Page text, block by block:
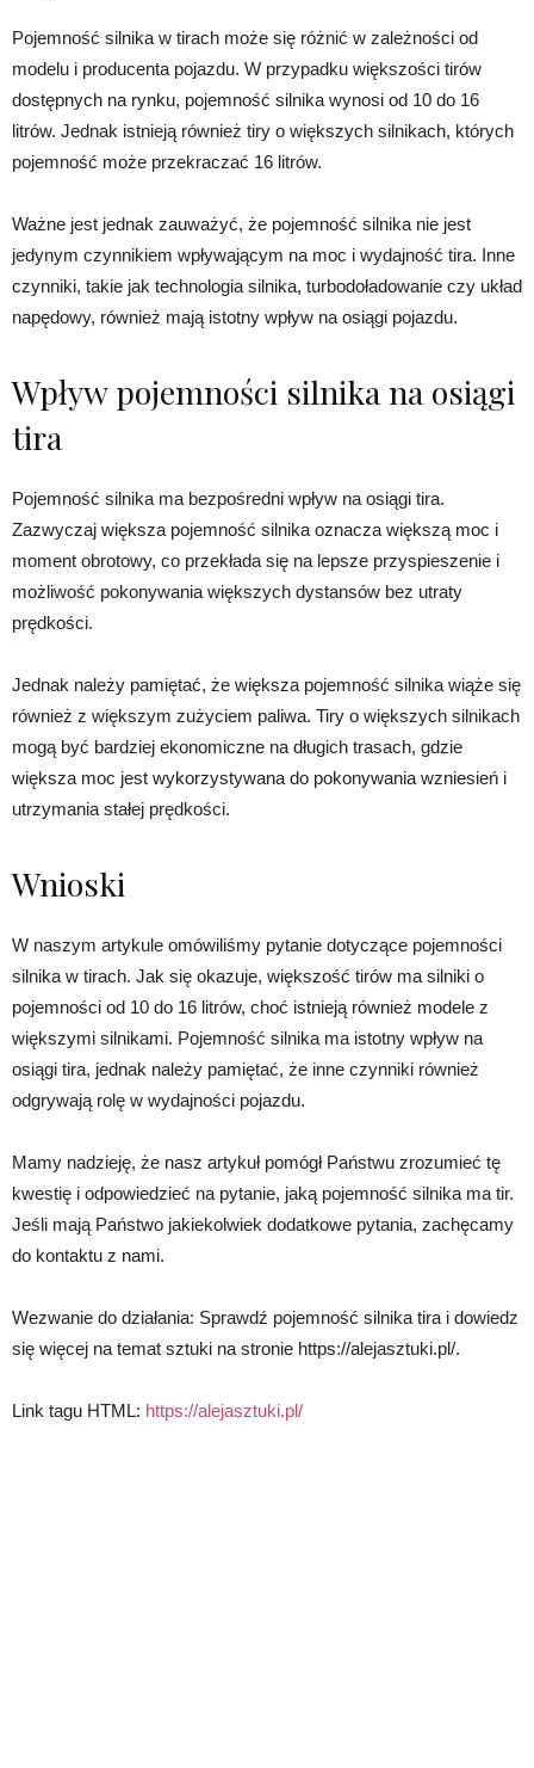
Pojemność silnika w tirach może się różnić w zależności od
modelu i producenta pojazdu. W przypadku większości tirów
dostępnych na rynku, pojemność silnika wynosi od 10 do 16
litrów. Jednak istnieją również tiry o większych silnikach, których
pojemność może przekraczać 16 litrów.
Ważne jest jednak zauważyć, że pojemność silnika nie jest
jedynym czynnikiem wpływającym na moc i wydajność tira. Inne
czynniki, takie jak technologia silnika, turbodoładowanie czy układ
napędowy, również mają istotny wpływ na osiągi pojazdu.
Wpływ pojemności silnika na osiągi
tira
Pojemność silnika ma bezpośredni wpływ na osiągi tira.
Zazwyczaj większa pojemność silnika oznacza większą moc i
moment obrotowy, co przekłada się na lepsze przyspieszenie i
możliwość pokonywania większych dystansów bez utraty
prędkości.
Jednak należy pamiętać, że większa pojemność silnika wiąże się
również z większym zużyciem paliwa. Tiry o większych silnikach
mogą być bardziej ekonomiczne na długich trasach, gdzie
większa moc jest wykorzystywana do pokonywania wzniesień i
utrzymania stałej prędkości.
Wnioski
W naszym artykule omówiliśmy pytanie dotyczące pojemności
silnika w tirach. Jak się okazuje, większość tirów ma silniki o
pojemności od 10 do 16 litrów, choć istnieją również modele z
większymi silnikami. Pojemność silnika ma istotny wpływ na
osiągi tira, jednak należy pamiętać, że inne czynniki również
odgrywają rolę w wydajności pojazdu.
Mamy nadzieję, że nasz artykuł pomógł Państwu zrozumieć tę
kwestię i odpowiedzieć na pytanie, jaką pojemność silnika ma tir.
Jeśli mają Państwo jakiekolwiek dodatkowe pytania, zachęcamy
do kontaktu z nami.
Wezwanie do działania: Sprawdź pojemność silnika tira i dowiedz
się więcej na temat sztuki na stronie https://alejasztuki.pl/.
Link tagu HTML: https://alejasztuki.pl/